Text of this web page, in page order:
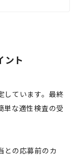
ント
しています。最終
単な適性検査の受
との応募前のカ